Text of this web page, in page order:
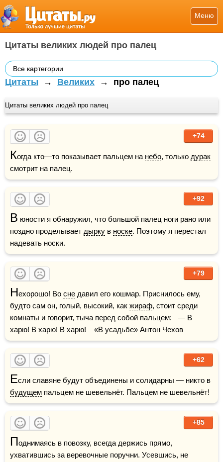
Меню
Цитаты великих людей про палец
Все картегории
Цитаты → Великих → про палец
Цитаты великих людей про палец
+74
Когда кто—то показывает пальцем на небо, только дурак
смотрит на палец.
+92
В юности я обнаружил, что большой палец ноги рано или
поздно проделывает дырку в носке. Поэтому я перестал
надевать носки.
+79
Нехорошо! Во сне давил его кошмар. Приснилось ему,
будто сам он, голый, высокий, как жираф, стоит среди
комнаты и говорит, тыча перед собой пальцем:   ― В
харю! В харю! В харю!    «В усадьбе» Антон Чехов
+62
Е
будущем пальцем не шевельнёт. Пальцем не шевельнёт!
+85
Поднимаясь в повозку, всегда держись прямо,
ухватившись за веревочные поручни. Усевшись, не